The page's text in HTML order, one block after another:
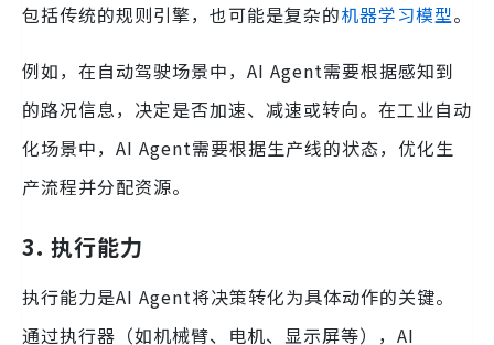
包括传统的规则引擎，也可能是复杂的机器学习模型。
例如，在自动驾驶场景中，AI Agent需要根据感知到
的路况信息，决定是否加速、减速或转向。在工业自动
化场景中，AI Agent需要根据生产线的状态，优化生
产流程并分配资源。
3. 执行能力
执行能力是AI Agent将决策转化为具体动作的关键。
通过执行器（如机械臂、电机、显示屏等），AI